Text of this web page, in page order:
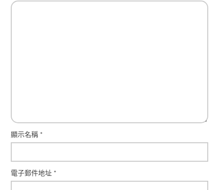
顯示名稱 *
電子郵件地址 *